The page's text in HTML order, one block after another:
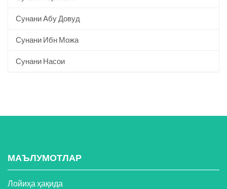
Сунани Абу Довуд
Сунани Ибн Можа
Сунани Насои
МАЪЛУМОТЛАР
Лойиҳа ҳақида